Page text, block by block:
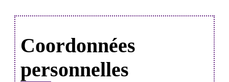
Coordonnées
personnelles